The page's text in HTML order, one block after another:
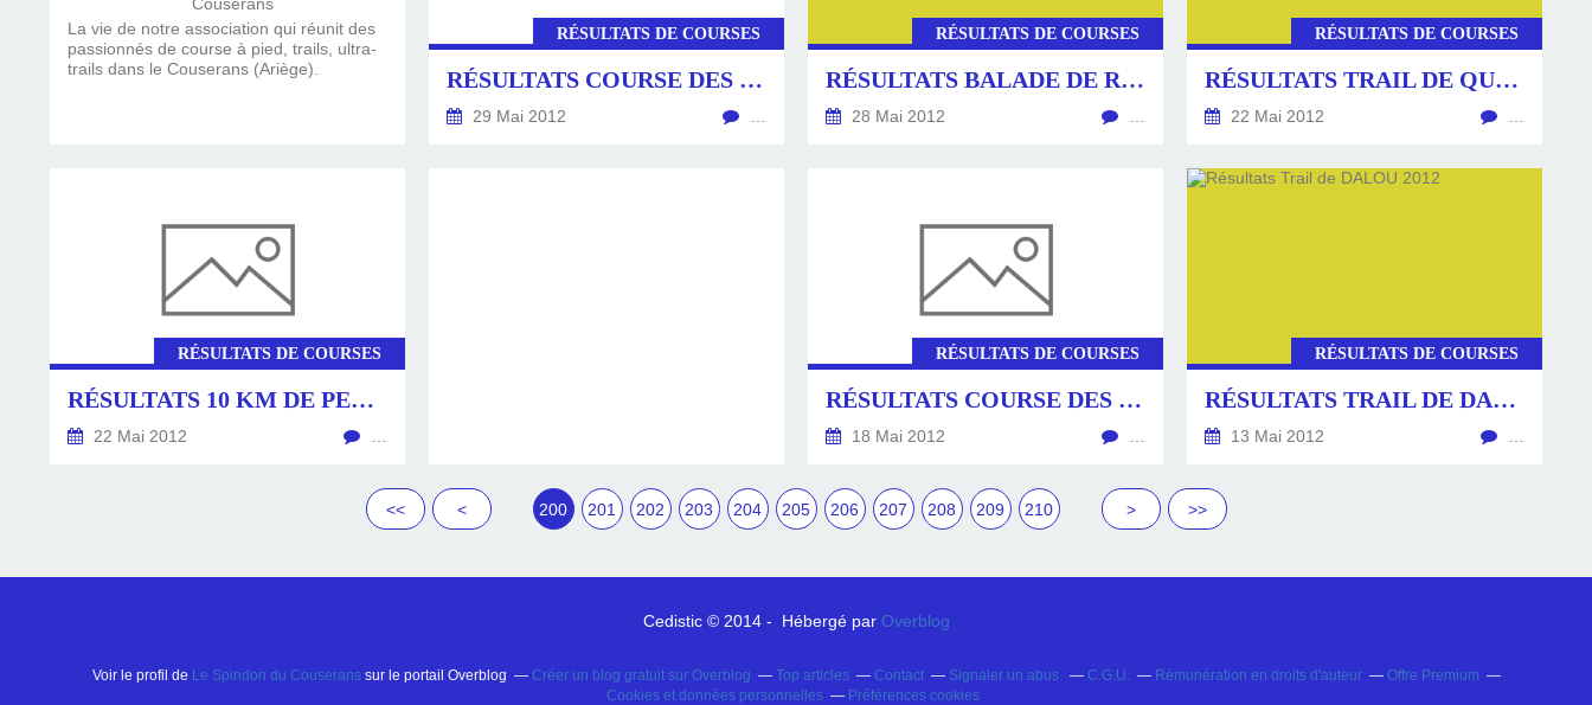
La vie de notre association qui réunit des
passionnés de course à pied, trails, ultra-
trails dans le Couserans (Ariège).
RÉSULTATS DE COURSES
RÉSULTATS COURSE DES 3 VILLAGES - AX LES THERMES 2012
29 Mai 2012
RÉSULTATS DE COURSES
RÉSULTATS BALADE DE RIQUET 2012
28 Mai 2012
RÉSULTATS DE COURSES
RÉSULTATS TRAIL DE QUÉRIBUS 2012
22 Mai 2012
RÉSULTATS DE COURSES
RÉSULTATS 10 KM DE PERPIGNAN 2012
22 Mai 2012
RÉSULTATS DE COURSES
RÉSULTATS COURSE DES 3 ROCS
18 Mai 2012
RÉSULTATS DE COURSES
RÉSULTATS TRAIL DE DALOU 2012
13 Mai 2012
<< < 200 201 202 203 204 205 206 207 208 209 210 > >>
Cedistic © 2014 - Hébergé par Overblog
Voir le profil de Le Spiridon du Couseranssur le portail Overblog Créer un blog gratuit sur Overblog Top articles Contact Signaler un abus C.G.U. Rémunération en droits d'auteur
Offre Premium
Cookies et données personnelles
Préférences cookies